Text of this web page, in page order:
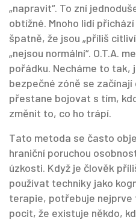
„napravit“. To zní
obtížné. Mnoho lidí
špatně, že jsou „příliš
„nejsou normální“. O.T.A.
pořádku. Necháme to tak,
bezpečné zóně se
přestane bojovat s tím,
změnit to, co ho trápí.
Tato metoda se často
hraniční poruchou
úzkosti. Když je člověk
používat techniky jako
terapie, potřebuje nejprve
pocit, že existuje někdo,